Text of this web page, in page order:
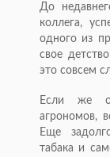
До
коллега,
одного из
свое
это совсем
Если же
агрономов,
Еще
табака и